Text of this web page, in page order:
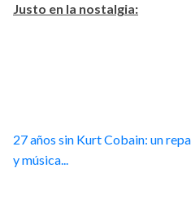
Justo en la nostalgia:
27 años sin Kurt Cobain: un
y música...